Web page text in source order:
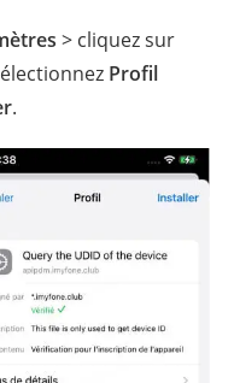
> cliquez sur
Profil
.